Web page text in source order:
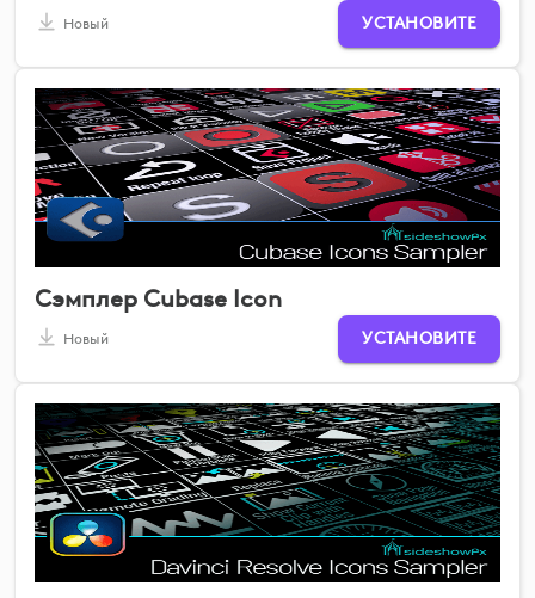
Новый УСТАНОВИТЕ
Сэмплер Cubase Icon
Новый УСТАНОВИТЕ